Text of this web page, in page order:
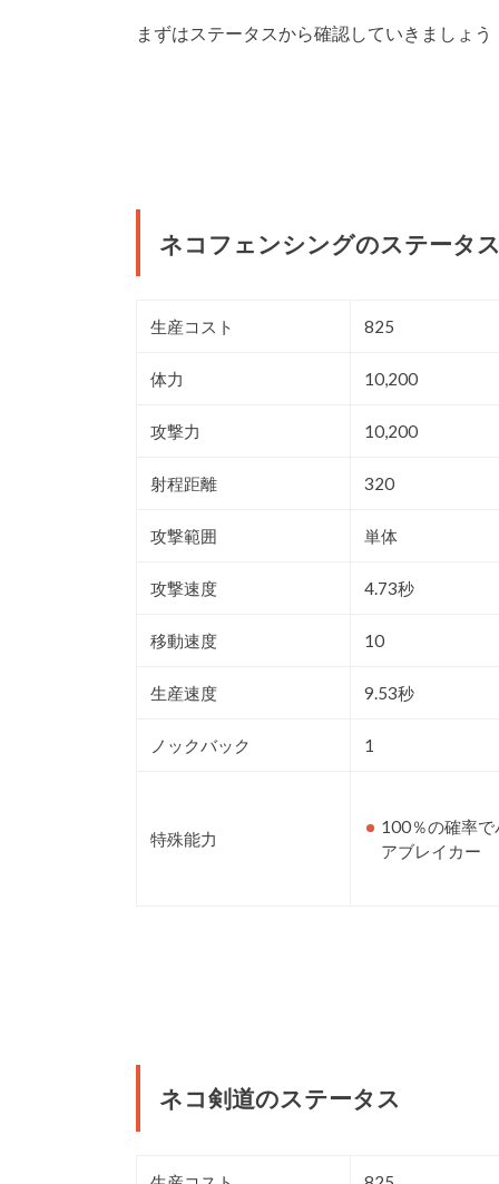
まずはステータスから確認していきましょう
ネコフェンシングのステータ
生産コスト 825
体力 10,200
攻撃力 10,200
射程距離 320
攻撃範囲 単体
攻撃速度 4.73秒
移動速度 10
生産速度 9.53秒
ノックバック 1
特殊能力
100％の確率で
アブレイカー
ネコ剣道のステータス